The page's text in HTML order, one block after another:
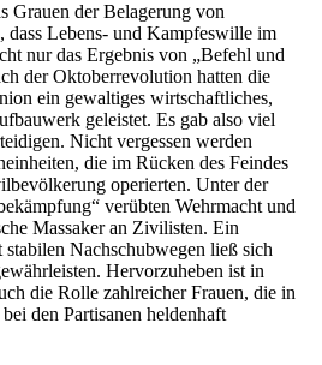
Grauen der Belagerung von
dass Lebens- und Kampfeswille im
nur das Ergebnis von „Befehl und
der Oktoberrevolution hatten die
ein gewaltiges wirtschaftliches,
geleistet. Es gab also viel
Nicht vergessen werden
die im Rücken des Feindes
operierten. Unter der
verübten Wehrmacht und
Massaker an Zivilisten. Ein
Nachschubwegen ließ sich
Hervorzuheben ist in
die Rolle zahlreicher Frauen, die in
den Partisanen heldenhaft